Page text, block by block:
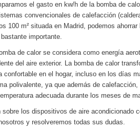
el gasto en kw/h de la bomba de
convencionales de calefacción
100 m² situada en Madrid, podemos
importante.
de calor se considera como energía
del aire exterior. La bomba de calor
confortable en el hogar, incluso en los días
polivalente, ya que además de calefacción,
adecuada durante los meses de
los dispositivos de aire acondicionado
y resolveremos todas sus dudas.